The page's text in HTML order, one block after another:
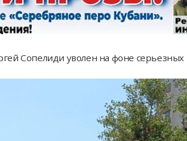
Сопелиди уволен на фоне серьезных